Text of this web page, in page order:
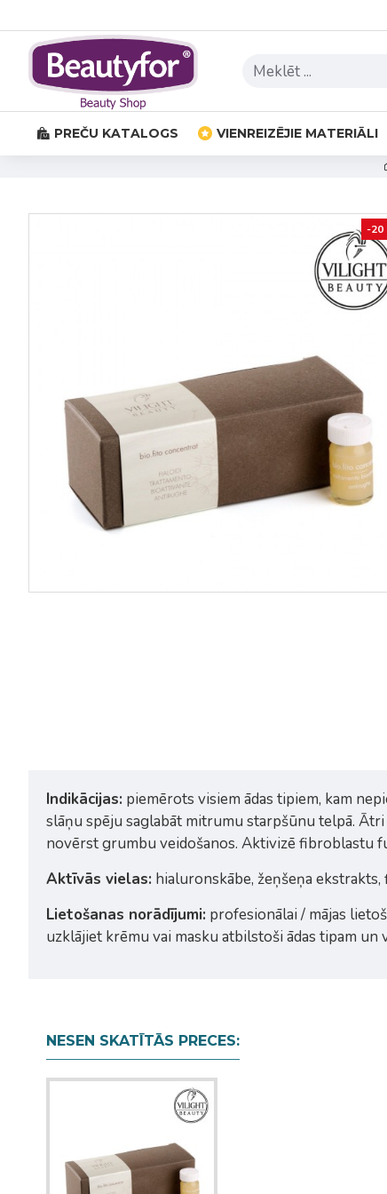
PREČU KATALOGS VIENREIZĒJIE MATERIĀLI
-20
Vilight Beauty Tonic Lotion
Vilight Beauty Face
Indikācijas: piemērots visiem ādas tipiem, kam
slāņu spēju saglabāt mitrumu starpšūnu telpā.
novērst grumbu veidošanos. Aktivizē fibroblastu
Aktīvās vielas: hialuronskābe, žeņšeņa
Lietošanas norādījumi: profesionālai / mājas
uzklājiet krēmu vai masku atbilstoši ādas tipam un
NESEN SKATĪTĀS PRECES: